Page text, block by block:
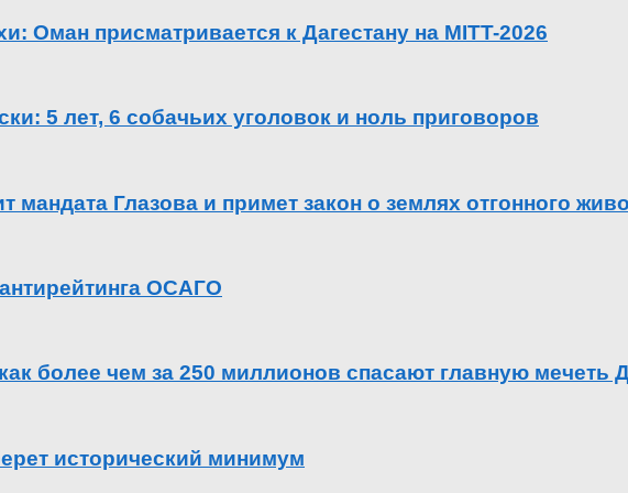
Оман присматривается к Дагестану на MITT-2026
5 лет, 6 собачьих уголовок и ноль приговоров
мандата Глазова и примет закон о землях отгонного
ОСАГО
более чем за 250 миллионов спасают главную мечеть
исторический минимум